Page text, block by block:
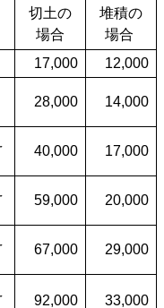
切土の
場合
堆積の
場合
17,000
12,000
28,000 14,000
40,000 17,000
59,000 20,000
67,000 29,000
92,000 33,000